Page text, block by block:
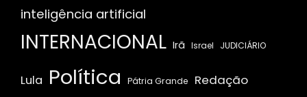
inteligência artificial
INTERNACIONAL Irã Israel JUDICIÁRIO
Lula Política Pátria Grande Redação